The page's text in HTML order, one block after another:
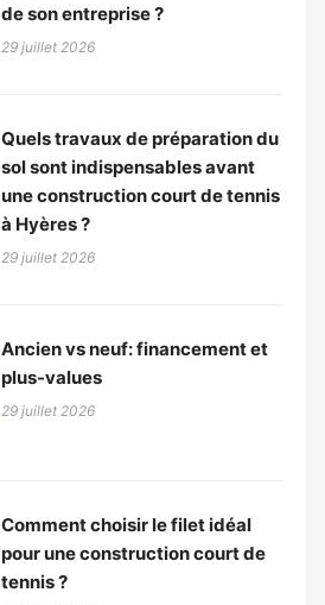
de son entreprise ?
29 juillet 2026
Quels travaux de préparation du
sol sont indispensables avant
une construction court de tennis
à Hyères ?
29 juillet 2026
Ancien vs neuf: financement et
plus-values
29 juillet 2026
Comment choisir le filet idéal
pour une construction court de
tennis ?